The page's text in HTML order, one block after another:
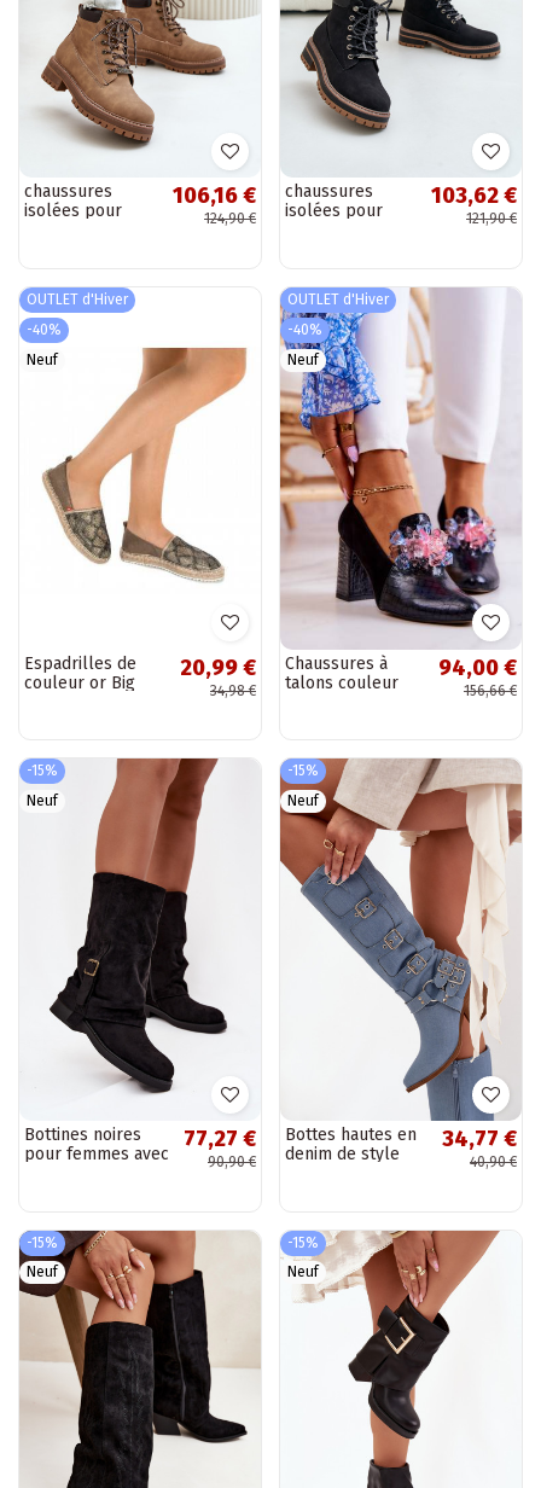
chaussures
isolées pour
106,16 €
124,90 €
chaussures
isolées pour
103,62 €
121,90 €
OUTLET d'Hiver
-40%
Neuf
Espadrilles de
couleur or Big
20,99 €
34,98 €
OUTLET d'Hiver
-40%
Neuf
Chaussures à
talons couleur
94,00 €
156,66 €
-15%
Neuf
Bottines noires
pour femmes avec
77,27 €
90,90 €
-15%
Neuf
Bottes hautes en
denim de style
34,77 €
40,90 €
-15%
Neuf
-15%
Neuf